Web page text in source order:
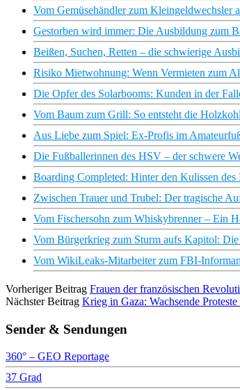
Vom Gemüsehändler zum Kleingeldwechsler
Gestorben wird immer: Die Ausbildung zum
Beißen, Suchen, Retten – die schwierige
Risiko Mietwohnung: Wenn Vermieten zum
Die Opfer des Solarbooms: Kunden in der
Vom Baum zum Grill: So entsteht die
Aus Liebe zum Spiel: Ex-Profis im
Die Fußballerinnen des HSV – der schwere
Boarding Completed: Hinter den Kulissen
Zwischen Trauer und Trubel: Der tragische
Vom Fischersohn zum Whiskybrenner – Ein
Vom Bürgerkrieg zum Sturm aufs Kapitol:
Vom WikiLeaks-Mitarbeiter zum FBI-
Vorheriger Beitrag Frauen der französischen
Nächster Beitrag Krieg in Gaza: Wachsende
Sender & Sendungen
360° – GEO Reportage
37 Grad